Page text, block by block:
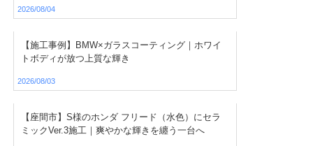
2026/08/04
【施工事例】BMW×ガラスコーティング｜ホワイ
トボディが放つ上質な輝き
2026/08/03
【座間市】S様のホンダ フリード（水色）にセラ
ミックVer.3施工｜爽やかな輝きを纏う一台へ